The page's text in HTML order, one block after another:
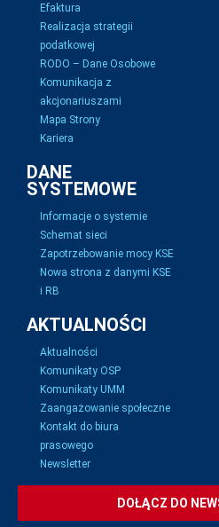
Efaktura
Realizacja strategii
podatkowej
RODO – Dane Osobowe
Komunikacja z
akcjonariuszami
Mapa Strony
Kariera
DANE
SYSTEMOWE
Informacje o systemie
Schemat sieci
Zapotrzebowanie mocy KSE
Nowa strona z danymi KSE
i RB
AKTUALNOŚCI
Aktualności
Komunikaty OSP
Komunikaty UMM
Zaangażowanie społeczne
Kontakt do biura
prasowego
Newsletter
DOŁĄCZ DO